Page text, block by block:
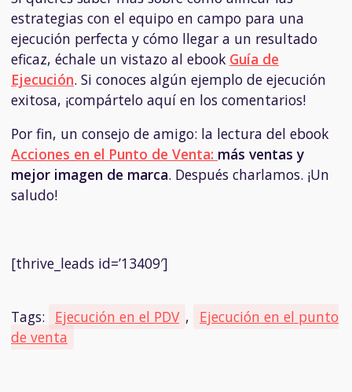
estrategias con el equipo en campo para una
ejecución perfecta y cómo llegar a un resultado
eficaz, échale un vistazo al ebook Guía de
Ejecución. Si conoces algún ejemplo de ejecución
exitosa, ¡compártelo aquí en los comentarios!
Por fin, un consejo de amigo: la lectura del ebook
Acciones en el Punto de Venta: más ventas y
mejor imagen de marca. Después charlamos. ¡Un
saludo!
[thrive_leads id=’13409′]
Tags: Ejecución en el PDV ,
Ejecución en el punto
de venta